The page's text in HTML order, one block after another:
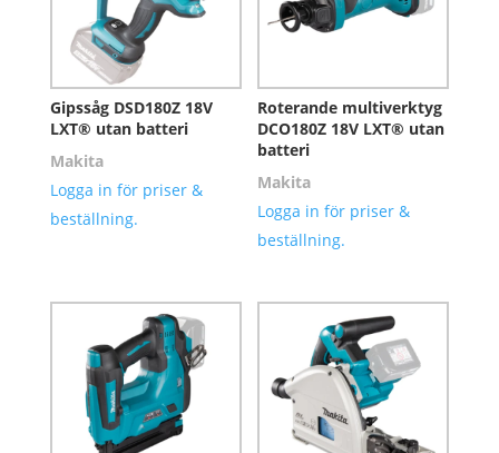
Gipssåg DSD180Z 18V
LXT® utan batteri
Makita
Logga in för priser &
beställning.
Roterande multiverktyg
DCO180Z 18V LXT® utan
batteri
Makita
Logga in för priser &
beställning.